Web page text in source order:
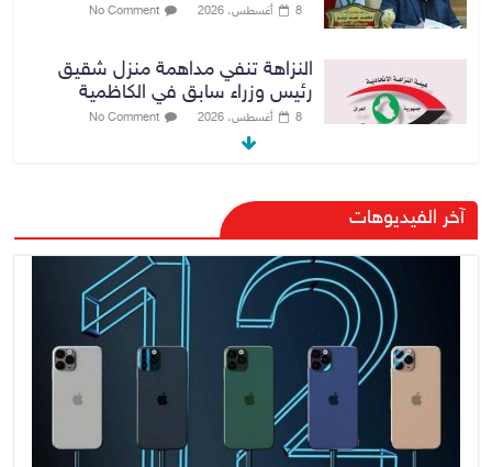
8 أغسطس، 2026 No Comment
النزاهة تنفي مداهمة منزل شقيق
رئيس وزراء سابق في الكاظمية
8 أغسطس، 2026 No Comment
رئيس حكومة إقليم كردستان مسرور
بارزاني ينفي ما يشاع عن وجود
عسكري أمريكي في بعض قواعد
الإقليم
8 أغسطس، 2026 No Comment
الدخيل يتابع ميدانياً سير العمل في
المشاريع الاستراتيجية بالموصل
ويشدد على ضرورة إنجازها
آخر الفيديوهات